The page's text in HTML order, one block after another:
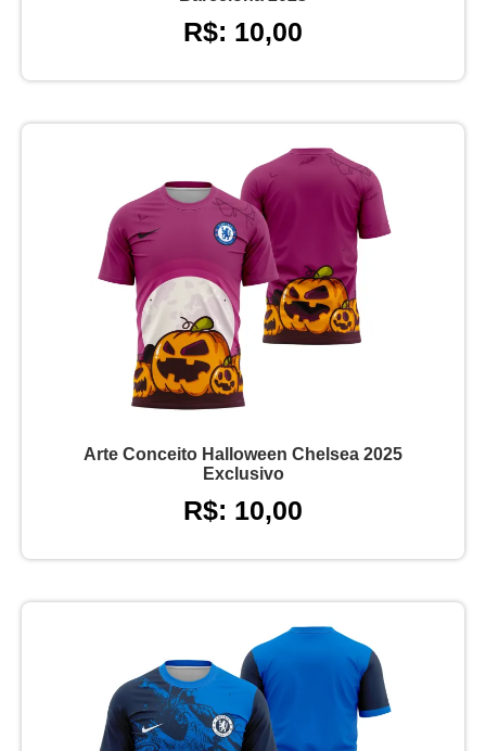
R$: 10,00
Arte Conceito Halloween Chelsea 2025
Exclusivo
R$: 10,00